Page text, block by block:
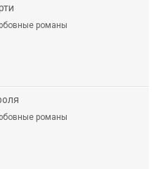
романы
романы